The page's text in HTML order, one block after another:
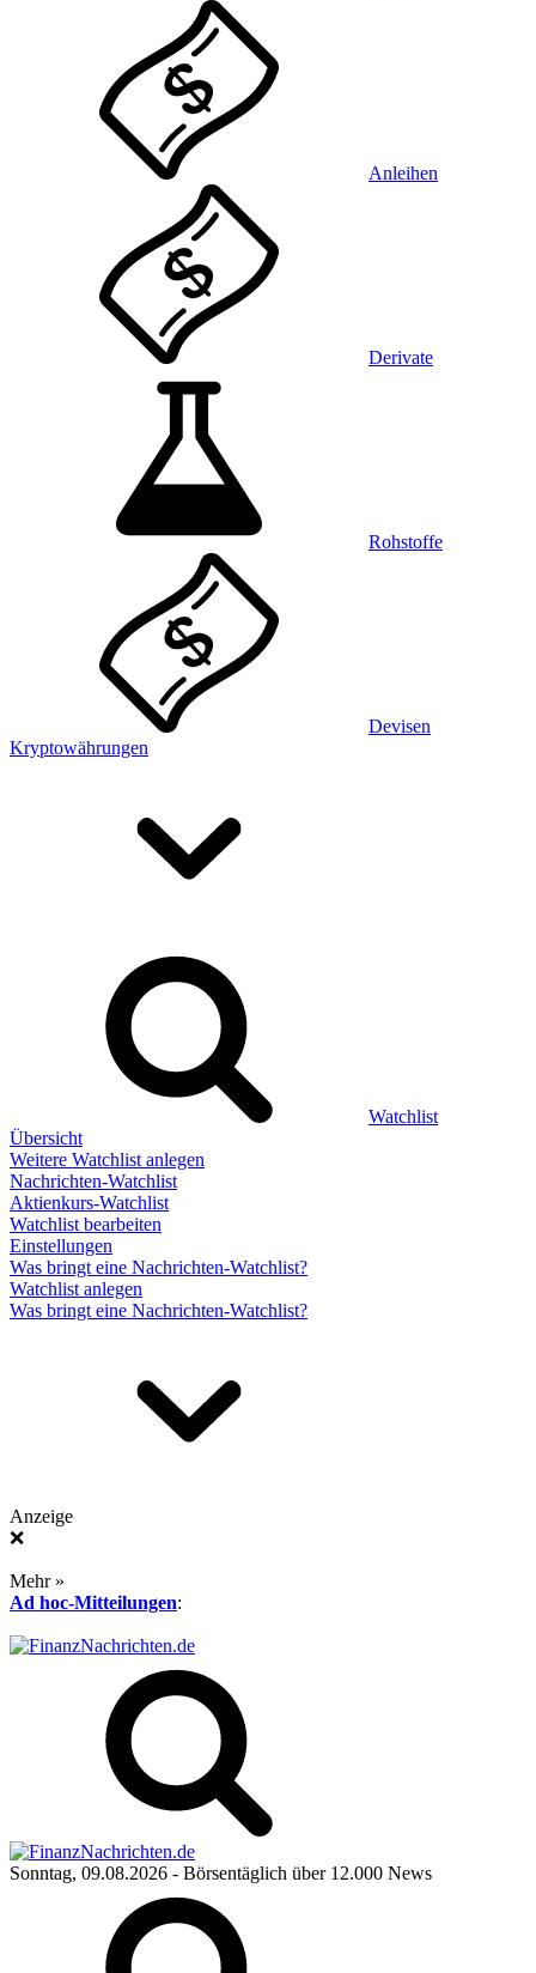
Anleihen
Derivate
Rohstoffe
Devisen
Kryptowährungen
Watchlist
Übersicht
Weitere Watchlist anlegen
Nachrichten-Watchlist
Aktienkurs-Watchlist
Watchlist bearbeiten
Einstellungen
Was bringt eine Nachrichten-Watchlist?
Watchlist anlegen
Was bringt eine Nachrichten-Watchlist?
Anzeige
❌
Mehr »
Ad hoc-Mitteilungen:
Sonntag, 09.08.2026 - Börsentäglich über 12.000 News